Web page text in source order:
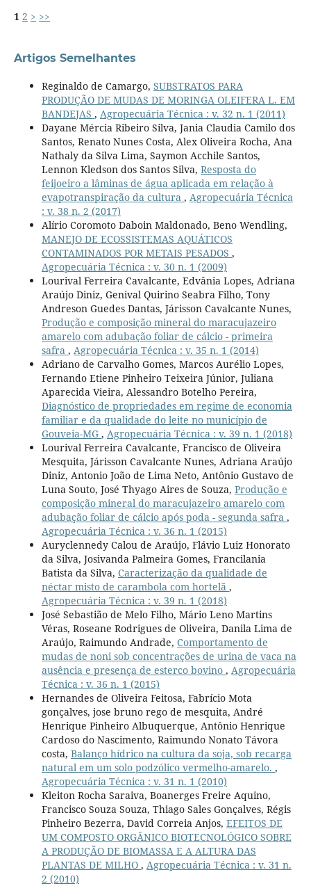
1 2 > >>
Artigos Semelhantes
Reginaldo de Camargo, SUBSTRATOS PARA
PRODUÇÃO DE MUDAS DE MORINGA OLEIFERA L. EM
BANDEJAS , Agropecuária Técnica : v. 32 n. 1 (2011)
Dayane Mércia Ribeiro Silva, Jania Claudia Camilo dos
Santos, Renato Nunes Costa, Alex Oliveira Rocha, Ana
Nathaly da Silva Lima, Saymon Acchile Santos,
Lennon Kledson dos Santos Silva, Resposta do
feijoeiro a lâminas de água aplicada em relação à
evapotranspiração da cultura , Agropecuária Técnica
: v. 38 n. 2 (2017)
Alírio Coromoto Daboin Maldonado, Beno Wendling,
MANEJO DE ECOSSISTEMAS AQUÁTICOS
CONTAMINADOS POR METAIS PESADOS ,
Agropecuária Técnica : v. 30 n. 1 (2009)
Lourival Ferreira Cavalcante, Edvânia Lopes, Adriana
Araújo Diniz, Genival Quirino Seabra Filho, Tony
Andreson Guedes Dantas, Járisson Cavalcante Nunes,
Produção e composição mineral do maracujazeiro
amarelo com adubação foliar de cálcio - primeira
safra , Agropecuária Técnica : v. 35 n. 1 (2014)
Adriano de Carvalho Gomes, Marcos Aurélio Lopes,
Fernando Etiene Pinheiro Teixeira Júnior, Juliana
Aparecida Vieira, Alessandro Botelho Pereira,
Diagnóstico de propriedades em regime de economia
familiar e da qualidade do leite no município de
Gouveia-MG , Agropecuária Técnica : v. 39 n. 1 (2018)
Lourival Ferreira Cavalcante, Francisco de Oliveira
Mesquita, Járisson Cavalcante Nunes, Adriana Araújo
Diniz, Antonio João de Lima Neto, Antônio Gustavo de
Luna Souto, José Thyago Aires de Souza, Produção e
composição mineral do maracujazeiro amarelo com
adubação foliar de cálcio após poda - segunda safra ,
Agropecuária Técnica : v. 36 n. 1 (2015)
Auryclennedy Calou de Araújo, Flávio Luiz Honorato
da Silva, Josivanda Palmeira Gomes, Francilania
Batista da Silva, Caracterização da qualidade de
néctar misto de carambola com hortelã ,
Agropecuária Técnica : v. 39 n. 1 (2018)
José Sebastião de Melo Filho, Mário Leno Martins
Véras, Roseane Rodrigues de Oliveira, Danila Lima de
Araújo, Raimundo Andrade, Comportamento de
mudas de noni sob concentrações de urina de vaca na
ausência e presença de esterco bovino , Agropecuária
Técnica : v. 36 n. 1 (2015)
Hernandes de Oliveira Feitosa, Fabrício Mota
gonçalves, jose bruno rego de mesquita, André
Henrique Pinheiro Albuquerque, Antônio Henrique
Cardoso do Nascimento, Raimundo Nonato Távora
costa, Balanço hídrico na cultura da soja, sob recarga
natural em um solo podzólico vermelho-amarelo. ,
Agropecuária Técnica : v. 31 n. 1 (2010)
Kleiton Rocha Saraiva, Boanerges Freire Aquino,
Francisco Souza Souza, Thiago Sales Gonçalves, Régis
Pinheiro Bezerra, David Correia Anjos, EFEITOS DE
UM COMPOSTO ORGÂNICO BIOTECNOLÓGICO SOBRE
A PRODUÇÃO DE BIOMASSA E A ALTURA DAS
PLANTAS DE MILHO , Agropecuária Técnica : v. 31 n.
2 (2010)